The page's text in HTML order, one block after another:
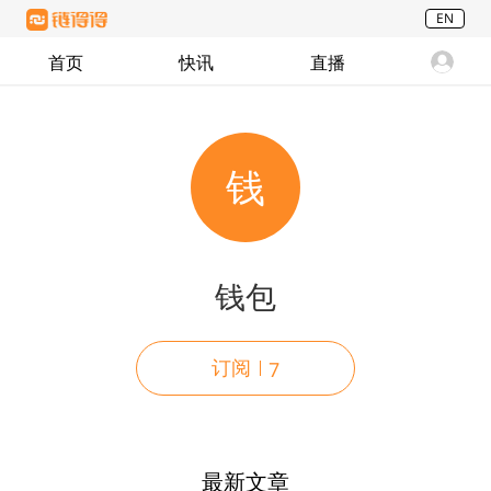
EN
首页 快讯 直播
钱
钱包
订阅 7
最新文章